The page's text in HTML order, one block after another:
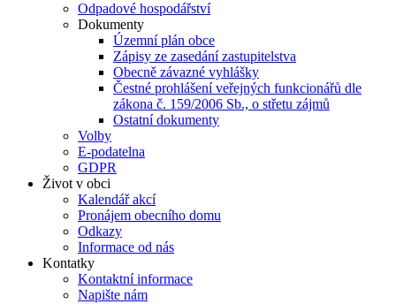
Odpadové hospodářství
Dokumenty
Územní plán obce
Zápisy ze zasedání zastupitelstva
Obecně závazné vyhlášky
Čestné prohlášení veřejných funkcionářů dle
zákona č. 159/2006 Sb., o střetu zájmů
Ostatní dokumenty
Volby
E-podatelna
GDPR
Život v obci
Kalendář akcí
Pronájem obecního domu
Odkazy
Informace od nás
Kontatky
Kontaktní informace
Napište nám